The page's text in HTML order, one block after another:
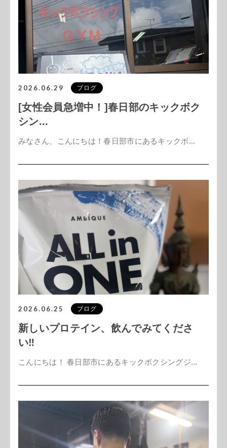
2026.06.29 ブログ
[女性会員急増中！]春日部のキックボク
シン...
みなさん、こんにちは！春日部市にあるキックボ...
2026.06.25 ブログ
新しいプロテイン、飲んでみてくださ
い‼️
こんにちは！ 春日部市にあるキックボクシングジ...